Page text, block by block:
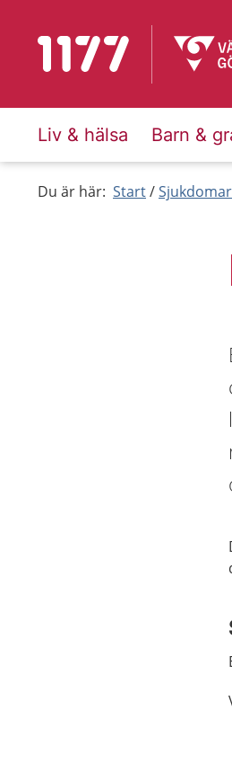
Till startsidan för 1177
Liv & hälsa Barn &
Du är här: Start